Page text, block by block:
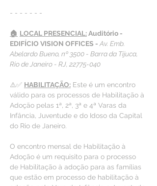
- - - - - - -
🏠 LOCAL PRESENCIAL: Auditório -
EDIFÍCIO VISION OFFICES - Av. Emb.
Abelardo Bueno, nº 3500 - Barra da Tijuca,
Rio de Janeiro - RJ, 22775-040
⚠️✅ HABILITAÇÃO: Este é um encontro
válido para os processos de Habilitação à
Adoção pelas 1ª, 2ª, 3ª e 4ª Varas da
Infância, Juventude e do Idoso da Capital
do Rio de Janeiro.
O encontro mensal de Habilitação à
Adoção é um requisito para o processo
de Habilitação à adoção para as famílias
que estão em processo de habilitação à